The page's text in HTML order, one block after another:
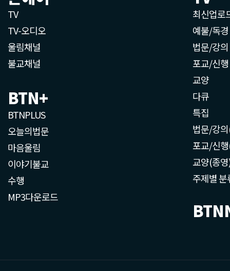
TV
TV-오디오
울림채널
불교채널
BTN+
BTNPLUS
오늘의법문
마음울림
이야기불교
수행
MP3다운로드
최신업로
예불/독경
법문/강의
포교/신행
교양
다큐
특집
법문/강
포교/신
교양(종
주제별 분